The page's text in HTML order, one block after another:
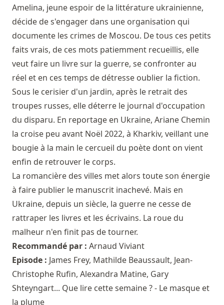
Amelina, jeune espoir de la littérature ukrainienne,
décide de s'engager dans une organisation qui
documente les crimes de Moscou. De tous ces petits
faits vrais, de ces mots patiemment recueillis, elle
veut faire un livre sur la guerre, se confronter au
réel et en ces temps de détresse oublier la fiction.
Sous le cerisier d'un jardin, après le retrait des
troupes russes, elle déterre le journal d'occupation
du disparu. En reportage en Ukraine, Ariane Chemin
la croise peu avant Noël 2022, à Kharkiv, veillant une
bougie à la main le cercueil du poète dont on vient
enfin de retrouver le corps.
La romancière des villes met alors toute son énergie
à faire publier le manuscrit inachevé. Mais en
Ukraine, depuis un siècle, la guerre ne cesse de
rattraper les livres et les écrivains. La roue du
malheur n'en finit pas de tourner.
Recommandé par : Arnaud Viviant
Episode : James Frey, Mathilde Beaussault, Jean-
Christophe Rufin, Alexandra Matine, Gary
Shteyngart... Que lire cette semaine ? - Le masque et
la plume